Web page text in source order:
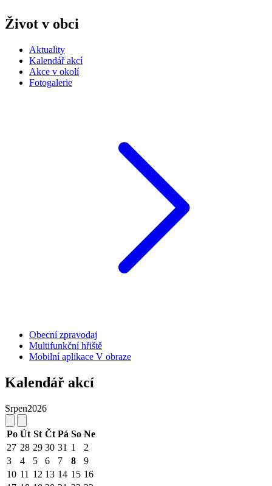
Život v obci
Aktuality
Kalendář akcí
Akce v okolí
Fotogalerie
Obecní zpravodaj
Multifunkční hřiště
Mobilní aplikace V obraze
Kalendář akcí
Srpen2026
Po Út St Čt Pá So Ne
27 28 29 30 31 1
2
3
4 5 6 7 8
9
10 11 12 13 14 15 16